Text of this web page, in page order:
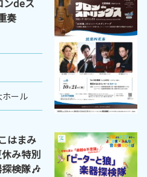
ンdeス
奏
ホール
はまみ
み特別
検隊🎶